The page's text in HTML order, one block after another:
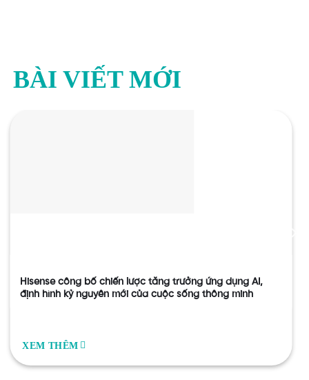
BÀI VIẾT MỚI
Hisense công bố chiến lược tăng trưởng ứng dụng AI,
định hình kỷ nguyên mới của cuộc sống thông minh
XEM THÊM